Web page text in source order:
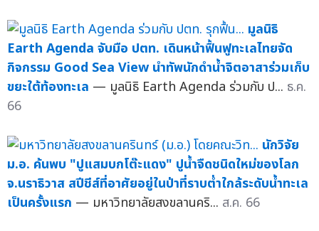
มูลนิธิ
Earth Agenda จับมือ ปตท. เดินหน้าฟื้นฟูทะเลไทยจัด
กิจกรรม Good Sea View นำทัพนักดำน้ำจิตอาสาร่วมเก็บ
ขยะใต้ท้องทะเล — มูลนิธิ Earth Agenda ร่วมกับ ป... ธ.ค.
66
นักวิจัย
ม.อ. ค้นพบ "ปูแสมบกโต๊ะแดง" ปูน้ำจืดชนิดใหม่ของโลก
จ.นราธิวาส สปีชีส์ที่อาศัยอยู่ในป่าที่ราบต่ำใกล้ระดับน้ำทะเล
เป็นครั้งแรก — มหาวิทยาลัยสงขลานคริ... ส.ค. 66